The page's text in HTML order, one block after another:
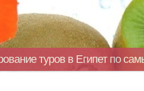
туров в Египет по